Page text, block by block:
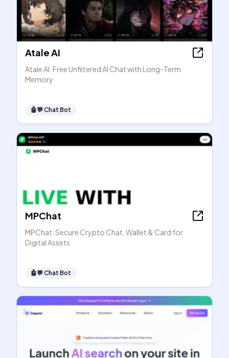
Atale AI
Atale AI: Free Unfiltered AI Chat with Long-Term
Memory
🤖💬 Chat Bot
MPChat
MPChat: Secure Crypto Chat, Wallet & Card for
Digital Assets
🤖💬 Chat Bot